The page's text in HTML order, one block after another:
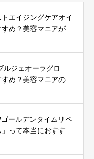
エイジングケアオイ
め？美容マニアが実
証！
ルジェオーラグロ
め？美容マニアの私
ミを検証！
ールデンタイムリペ
って本当におすす
使用して口コミを検